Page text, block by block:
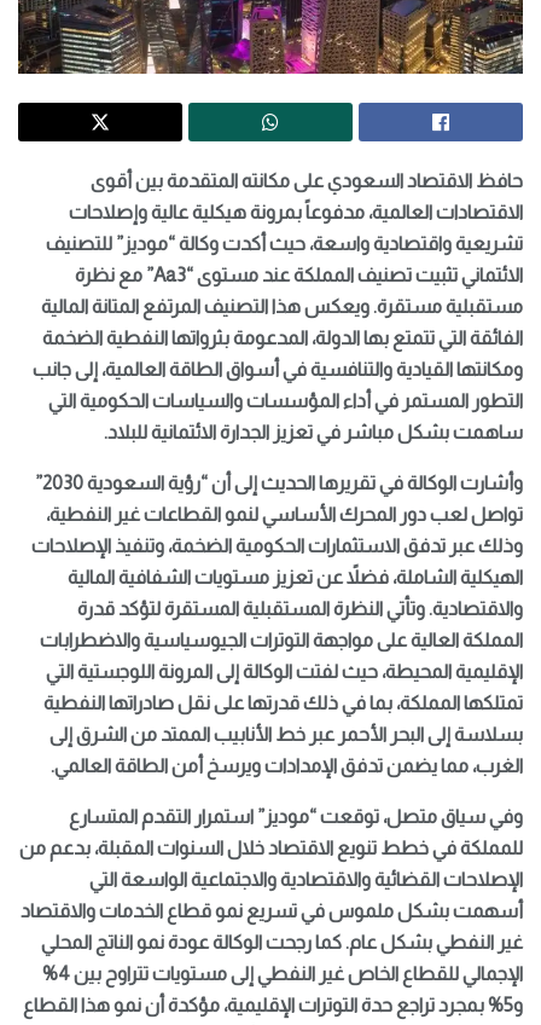
حافظ الاقتصاد السعودي على مكانته المتقدمة بين أقوى
الاقتصادات العالمية، مدفوعاً بمرونة هيكلية عالية وإصلاحات
تشريعية واقتصادية واسعة، حيث أكدت وكالة “موديز” للتصنيف
الائتماني تثبيت تصنيف المملكة عند مستوى “Aa3” مع نظرة
مستقبلية مستقرة. ويعكس هذا التصنيف المرتفع المتانة المالية
الفائقة التي تتمتع بها الدولة، المدعومة بثرواتها النفطية الضخمة
ومكانتها القيادية والتنافسية في أسواق الطاقة العالمية، إلى جانب
التطور المستمر في أداء المؤسسات والسياسات الحكومية التي
ساهمت بشكل مباشر في تعزيز الجدارة الائتمانية للبلاد.
وأشارت الوكالة في تقريرها الحديث إلى أن “رؤية السعودية 2030”
تواصل لعب دور المحرك الأساسي لنمو القطاعات غير النفطية،
وذلك عبر تدفق الاستثمارات الحكومية الضخمة، وتنفيذ الإصلاحات
الهيكلية الشاملة، فضلاً عن تعزيز مستويات الشفافية المالية
والاقتصادية. وتأتي النظرة المستقبلية المستقرة لتؤكد قدرة
المملكة العالية على مواجهة التوترات الجيوسياسية والاضطرابات
الإقليمية المحيطة، حيث لفتت الوكالة إلى المرونة اللوجستية التي
تمتلكها المملكة، بما في ذلك قدرتها على نقل صادراتها النفطية
بسلاسة إلى البحر الأحمر عبر خط الأنابيب الممتد من الشرق إلى
الغرب، مما يضمن تدفق الإمدادات ويرسخ أمن الطاقة العالمي.
وفي سياق متصل، توقعت “موديز” استمرار التقدم المتسارع
للمملكة في خطط تنويع الاقتصاد خلال السنوات المقبلة، بدعم من
الإصلاحات القضائية والاقتصادية والاجتماعية الواسعة التي
أسهمت بشكل ملموس في تسريع نمو قطاع الخدمات والاقتصاد
غير النفطي بشكل عام. كما رجحت الوكالة عودة نمو الناتج المحلي
الإجمالي للقطاع الخاص غير النفطي إلى مستويات تتراوح بين 4%
و5% بمجرد تراجع حدة التوترات الإقليمية، مؤكدة أن نمو هذا القطاع